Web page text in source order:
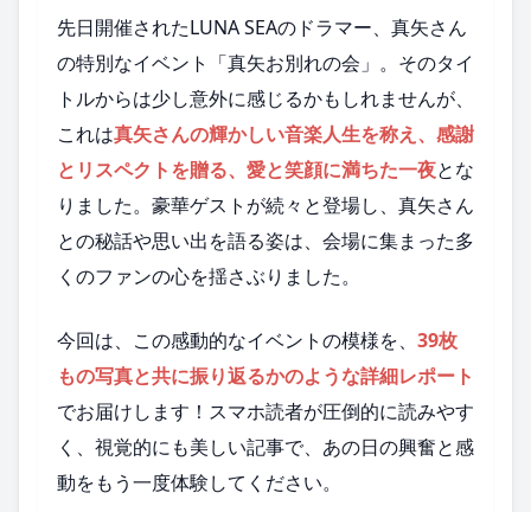
先日開催されたLUNA SEAのドラマー、真矢さん
の特別なイベント「真矢お別れの会」。そのタイ
トルからは少し意外に感じるかもしれませんが、
これは真矢さんの輝かしい音楽人生を称え、感謝
とリスペクトを贈る、愛と笑顔に満ちた一夜とな
りました。豪華ゲストが続々と登場し、真矢さん
との秘話や思い出を語る姿は、会場に集まった多
くのファンの心を揺さぶりました。
今回は、この感動的なイベントの模様を、 39枚
もの写真と共に振り返るかのような詳細レポート
でお届けします！スマホ読者が圧倒的に読みやす
く、視覚的にも美しい記事で、あの日の興奮と感
動をもう一度体験してください。